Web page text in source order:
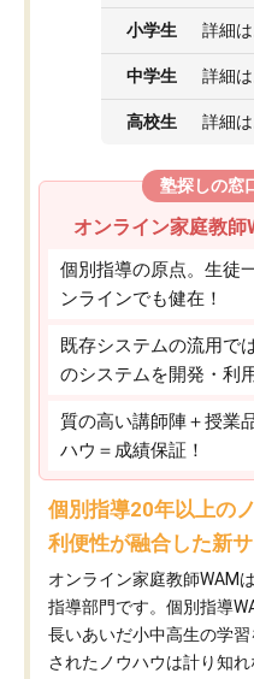
小学生 詳細
中学生 詳細
高校生 詳細
塾探しの窓
オンライン家庭教師
個別指導の原点。生徒
ンラインでも健在！
既存システムの流用で
のシステムを開発・利
質の高い講師陣＋授業
ハウ＝成績保証！
個別指導20年以上の
利便性が融合した新
オンライン家庭教師WAM
指導部門です。個別指導
長いあいだ小中高生の学
されたノウハウは計り知